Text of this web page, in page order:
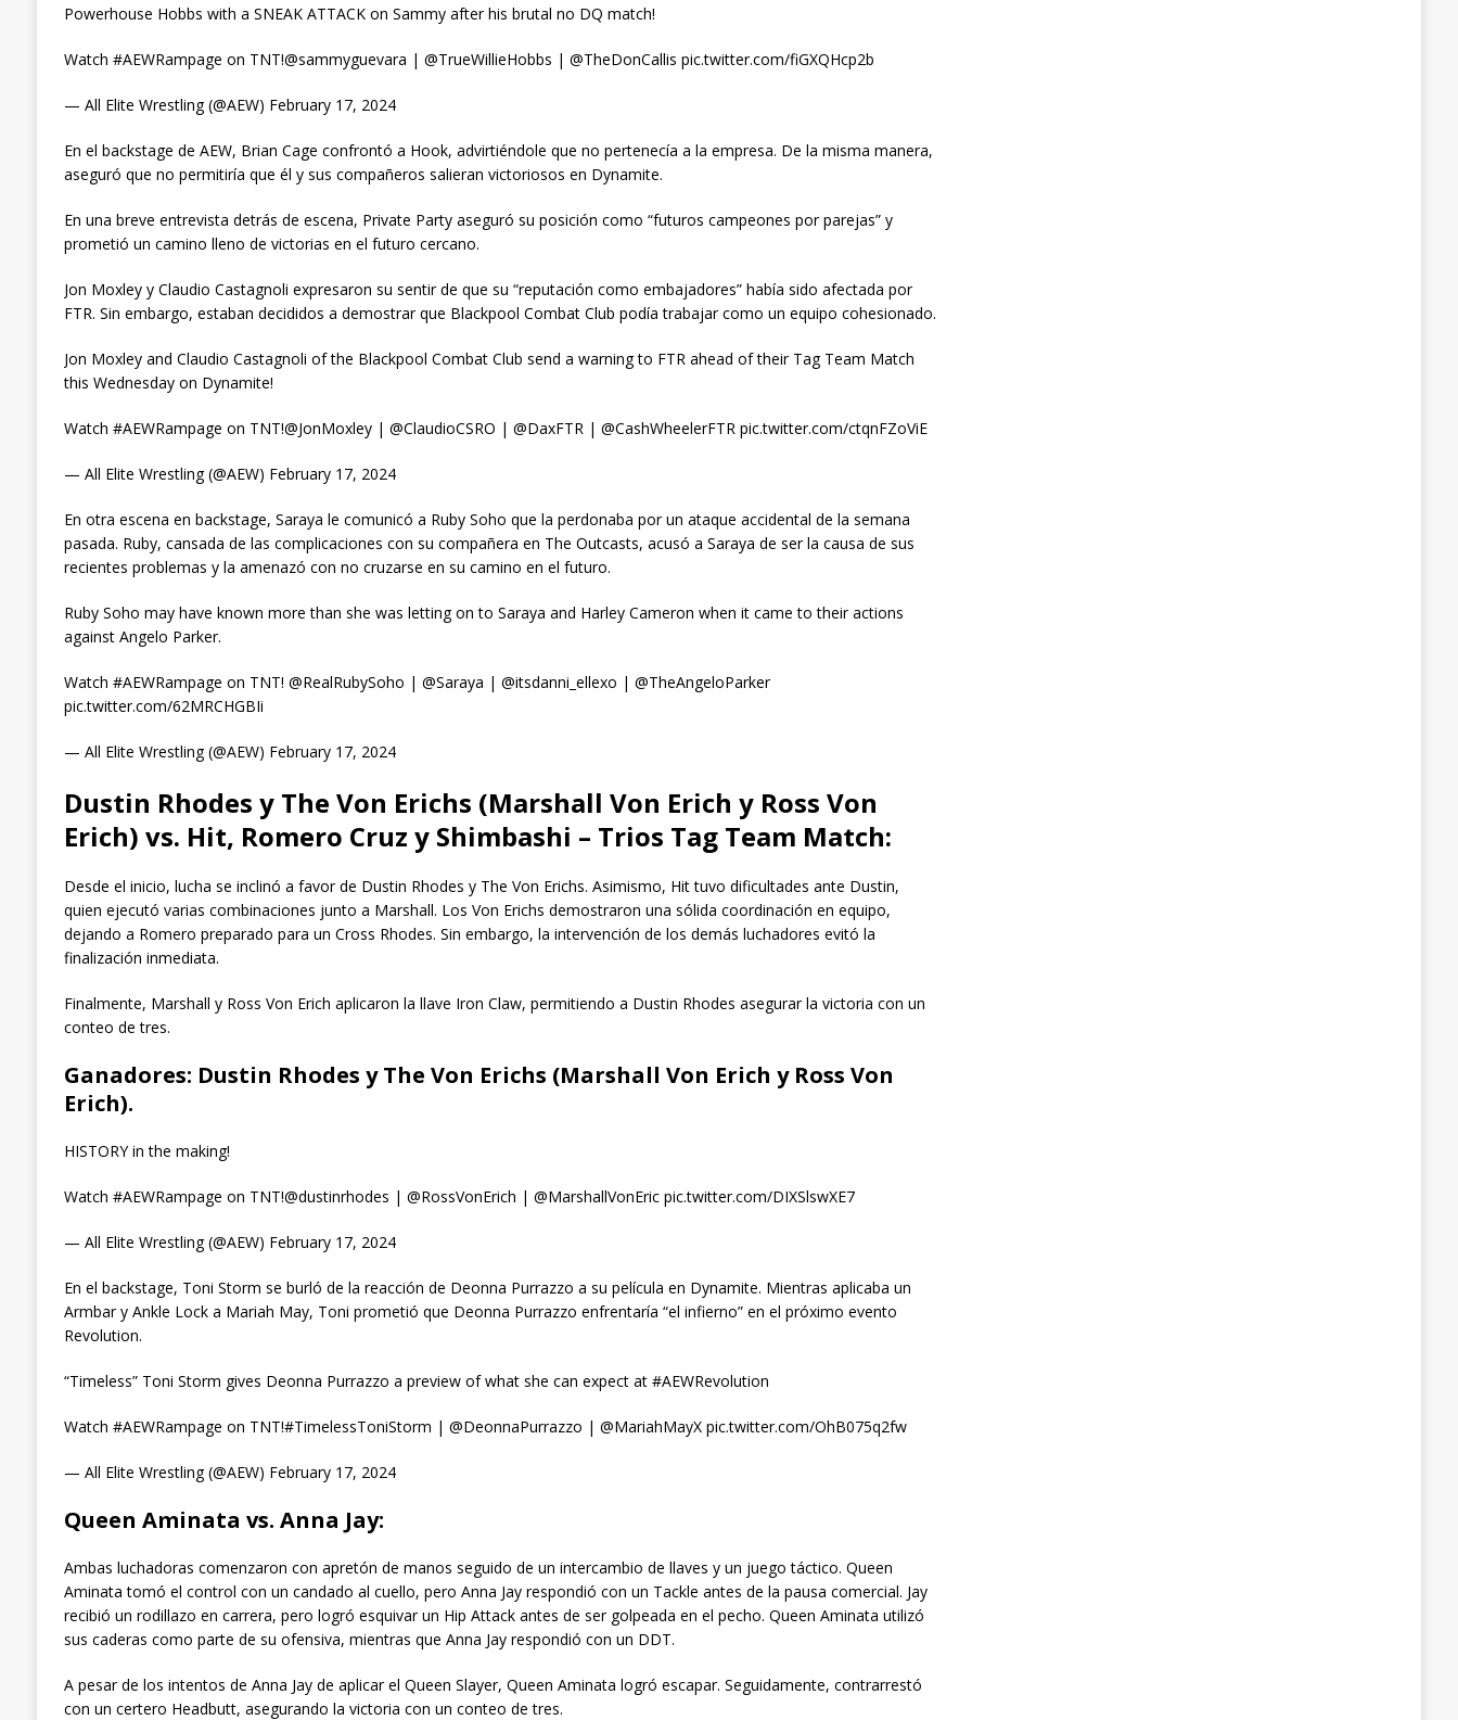
Powerhouse Hobbs with a SNEAK ATTACK on Sammy after his brutal no DQ match!
Watch #AEWRampage on TNT!@sammyguevara | @TrueWillieHobbs | @TheDonCallis pic.twitter.com/fiGXQHcp2b
— All Elite Wrestling (@AEW) February 17, 2024
En el backstage de AEW, Brian Cage confrontó a Hook, advirtiéndole que no pertenecía a la empresa. De la misma manera,
aseguró que no permitiría que él y sus compañeros salieran victoriosos en Dynamite.
En una breve entrevista detrás de escena, Private Party aseguró su posición como “futuros campeones por parejas” y
prometió un camino lleno de victorias en el futuro cercano.
Jon Moxley y Claudio Castagnoli expresaron su sentir de que su “reputación como embajadores” había sido afectada por
FTR. Sin embargo, estaban decididos a demostrar que Blackpool Combat Club podía trabajar como un equipo cohesionado.
Jon Moxley and Claudio Castagnoli of the Blackpool Combat Club send a warning to FTR ahead of their Tag Team Match
this Wednesday on Dynamite!
Watch #AEWRampage on TNT!@JonMoxley | @ClaudioCSRO | @DaxFTR | @CashWheelerFTR pic.twitter.com/ctqnFZoViE
— All Elite Wrestling (@AEW) February 17, 2024
En otra escena en backstage, Saraya le comunicó a Ruby Soho que la perdonaba por un ataque accidental de la semana
pasada. Ruby, cansada de las complicaciones con su compañera en The Outcasts, acusó a Saraya de ser la causa de sus
recientes problemas y la amenazó con no cruzarse en su camino en el futuro.
Ruby Soho may have known more than she was letting on to Saraya and Harley Cameron when it came to their actions
against Angelo Parker.
Watch #AEWRampage on TNT! @RealRubySoho | @Saraya | @itsdanni_ellexo | @TheAngeloParker
pic.twitter.com/62MRCHGBIi
— All Elite Wrestling (@AEW) February 17, 2024
Dustin Rhodes y The Von Erichs (Marshall Von Erich y Ross Von
Erich) vs. Hit, Romero Cruz y Shimbashi – Trios Tag Team Match:
Desde el inicio, lucha se inclinó a favor de Dustin Rhodes y The Von Erichs. Asimismo, Hit tuvo dificultades ante Dustin,
quien ejecutó varias combinaciones junto a Marshall. Los Von Erichs demostraron una sólida coordinación en equipo,
dejando a Romero preparado para un Cross Rhodes. Sin embargo, la intervención de los demás luchadores evitó la
finalización inmediata.
Finalmente, Marshall y Ross Von Erich aplicaron la llave Iron Claw, permitiendo a Dustin Rhodes asegurar la victoria con un
conteo de tres.
Ganadores: Dustin Rhodes y The Von Erichs (Marshall Von Erich y Ross Von
Erich).
HISTORY in the making!
Watch #AEWRampage on TNT!@dustinrhodes | @RossVonErich | @MarshallVonEric pic.twitter.com/DIXSlswXE7
— All Elite Wrestling (@AEW) February 17, 2024
En el backstage, Toni Storm se burló de la reacción de Deonna Purrazzo a su película en Dynamite. Mientras aplicaba un
Armbar y Ankle Lock a Mariah May, Toni prometió que Deonna Purrazzo enfrentaría “el infierno” en el próximo evento
Revolution.
“Timeless” Toni Storm gives Deonna Purrazzo a preview of what she can expect at #AEWRevolution
Watch #AEWRampage on TNT!#TimelessToniStorm | @DeonnaPurrazzo | @MariahMayX pic.twitter.com/OhB075q2fw
— All Elite Wrestling (@AEW) February 17, 2024
Queen Aminata vs. Anna Jay:
Ambas luchadoras comenzaron con apretón de manos seguido de un intercambio de llaves y un juego táctico. Queen
Aminata tomó el control con un candado al cuello, pero Anna Jay respondió con un Tackle antes de la pausa comercial. Jay
recibió un rodillazo en carrera, pero logró esquivar un Hip Attack antes de ser golpeada en el pecho. Queen Aminata utilizó
sus caderas como parte de su ofensiva, mientras que Anna Jay respondió con un DDT.
A pesar de los intentos de Anna Jay de aplicar el Queen Slayer, Queen Aminata logró escapar. Seguidamente, contrarrestó
con un certero Headbutt, asegurando la victoria con un conteo de tres.